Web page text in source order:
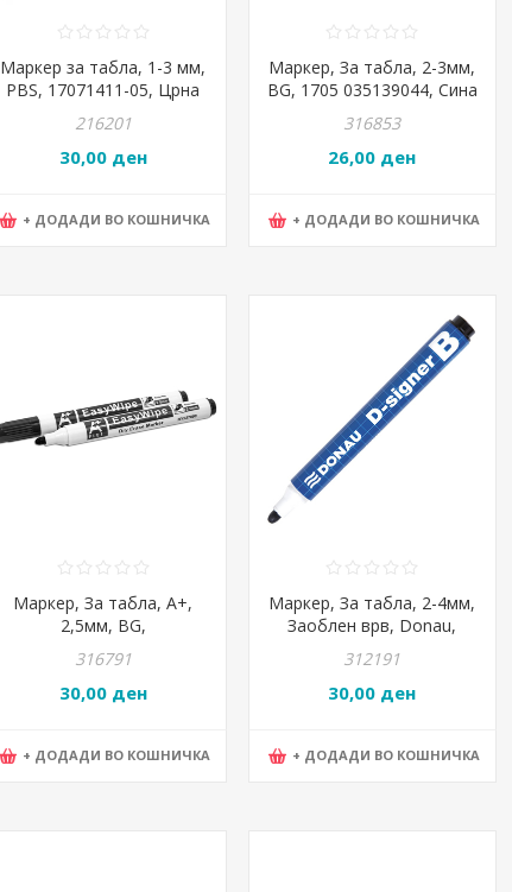
Маркер за табла, 1-3 мм,
PBS, 17071411-05, Црна
216201
30,00 ден
+ ДОДАДИ ВО КОШНИЧКА
Маркер, За табла, 2-3мм,
BG, 1705 035139044, Сина
316853
26,00 ден
+ ДОДАДИ ВО КОШНИЧКА
Маркер, За табла, А+,
2,5мм, BG,
BY2378/03552791, Црна
316791
30,00 ден
+ ДОДАДИ ВО КОШНИЧКА
Маркер, За табла, 2-4мм,
Заоблен врв, Donau,
7372001-01PL, Црна
312191
30,00 ден
+ ДОДАДИ ВО КОШНИЧКА